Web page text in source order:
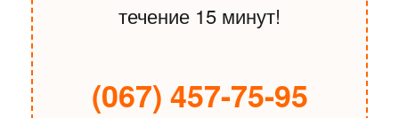
течение 15 минут!
(067) 457-75-95